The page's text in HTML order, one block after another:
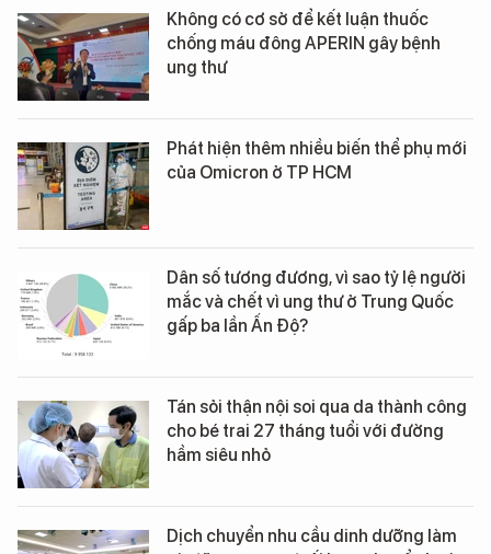
Không có cơ sở để kết luận thuốc
chống máu đông APERIN gây bệnh
ung thư
Phát hiện thêm nhiều biến thể phụ mới
của Omicron ở TP HCM
Dân số tương đương, vì sao tỷ lệ người
mắc và chết vì ung thư ở Trung Quốc
gấp ba lần Ấn Độ?
Tán sỏi thận nội soi qua da thành công
cho bé trai 27 tháng tuổi với đường
hầm siêu nhỏ
Dịch chuyển nhu cầu dinh dưỡng làm